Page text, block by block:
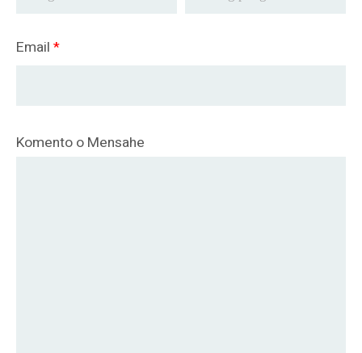
Email *
Komento o Mensahe